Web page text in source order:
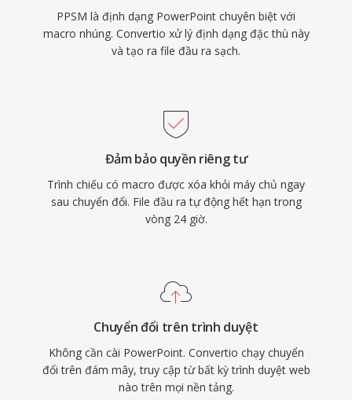
PPSM là định dạng PowerPoint chuyên biệt với
macro nhúng. Convertio xử lý định dạng đặc thù này
và tạo ra file đầu ra sạch.
Đảm bảo quyền riêng tư
Trình chiếu có macro được xóa khỏi máy chủ ngay
sau chuyển đổi. File đầu ra tự động hết hạn trong
vòng 24 giờ.
Chuyển đổi trên trình duyệt
Không cần cài PowerPoint. Convertio chạy chuyển
đổi trên đám mây, truy cập từ bất kỳ trình duyệt web
nào trên mọi nền tảng.